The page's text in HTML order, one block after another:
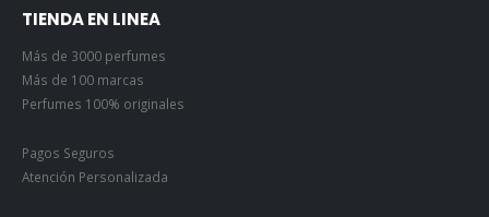
TIENDA EN LINEA
Más de 3000 perfumes
Más de 100 marcas
Perfumes 100% originales
Pagos Seguros
Atención Personalizada